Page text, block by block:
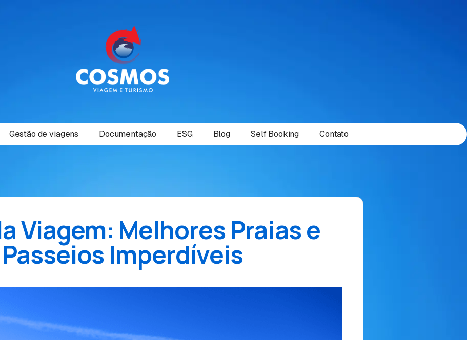
Gestão de viagens Documentação ESG Blog Self Booking Contato
Viagem: Melhores Praias e
Passeios Imperdíveis